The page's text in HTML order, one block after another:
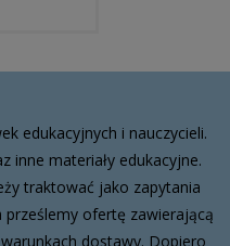
edukacyjnych i nauczycieli.
inne materiały edukacyjne.
traktować jako zapytania
ofertę zawierającą
dostawy. Dopiero